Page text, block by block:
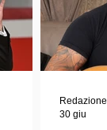
Redazione
30 giu